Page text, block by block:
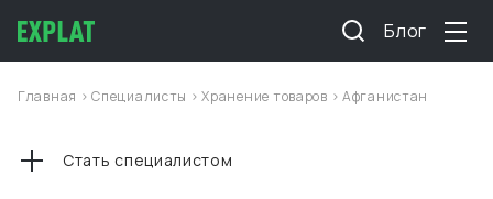
Блог
Главная >Специалисты >Хранение товаров >Афганистан
Стать специалистом